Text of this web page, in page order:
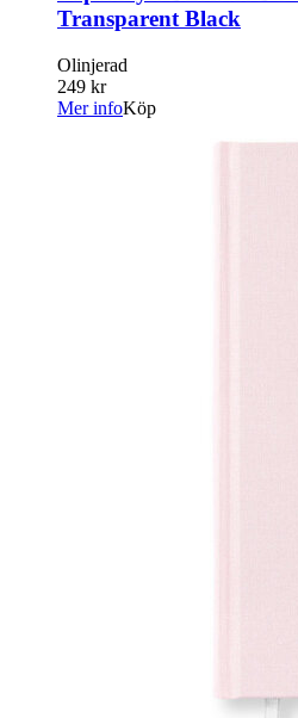
Transparent Black
Olinjerad
249 kr
Mer infoKöp